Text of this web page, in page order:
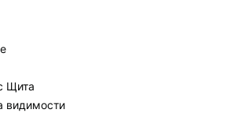
Щита
видимости